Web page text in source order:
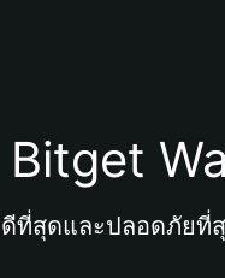
ที่สุดและปลอดภัยที่